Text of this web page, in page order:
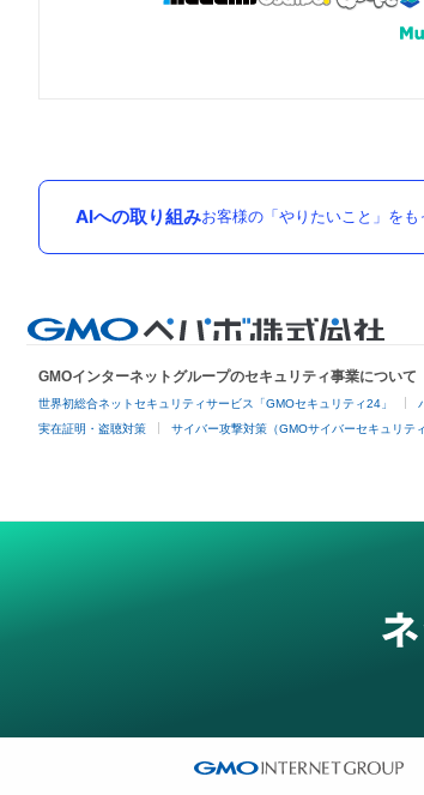
AIへの取り組みお客様の「やりたいこと」を
GMOインターネットグループのセキュリティ事業について
世界初総合ネットセキュリティサービス「GMOセキュリティ24」
実在証明・盗聴対策 サイバー攻撃対策（GMOサイバーセキュリテ